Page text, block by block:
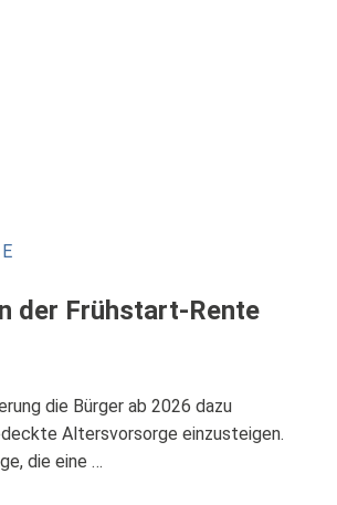
der Frühstart-Rente
die Bürger ab 2026 dazu
Altersvorsorge einzusteigen.
die eine …